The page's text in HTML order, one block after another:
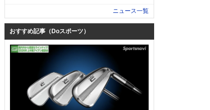
ニュース一覧
おすすめ記事（Doスポーツ）